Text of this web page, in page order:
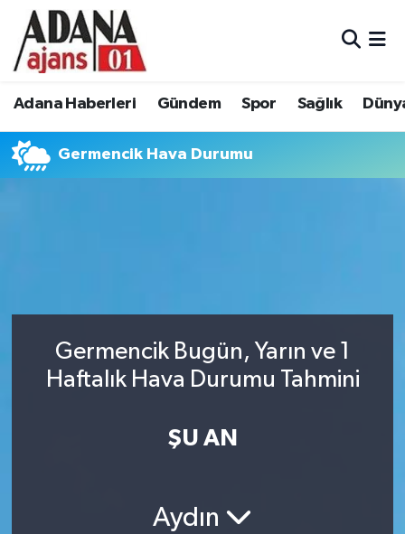
Adana Haberleri Gündem Spor Sağlık
Germencik Hava Durumu
Germencik Bugün, Yarın ve 1
Haftalık Hava Durumu Tahmini
ŞU AN
Aydın
Adana Haberleri
Spor
Siyaset
Ekonomi
Adana Nöbetçi Eczaneler
Adana Namaz Vakitleri
Son Dakika Haberleri
Haber Arşivi